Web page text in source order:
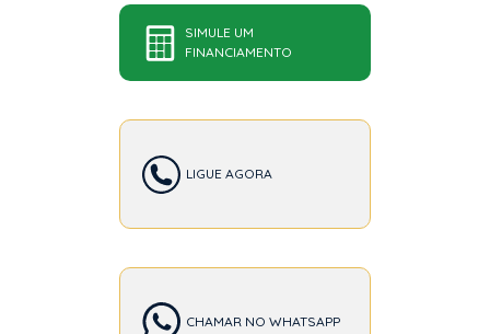
SIMULE UM
FINANCIAMENTO
LIGUE AGORA
CHAMAR NO WHATSAPP